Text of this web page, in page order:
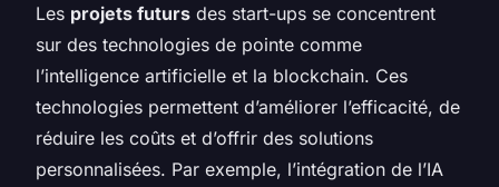
Les projets futurs des start-ups se concentrent
sur des technologies de pointe comme
l’intelligence artificielle et la blockchain. Ces
technologies permettent d’améliorer l’efficacité, de
réduire les coûts et d’offrir des solutions
personnalisées. Par exemple, l’intégration de l’IA